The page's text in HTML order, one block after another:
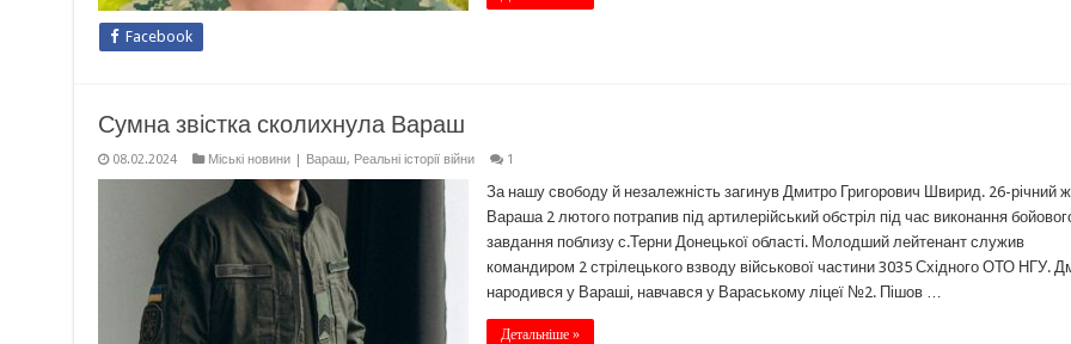
Facebook
Сумна звістка сколихнула Вараш
08.02.2024 Міські новини | Вараш, Реальні історії війни 1
За нашу свободу й незалежність загинув Дмитро Григорович Швирид. 26-річний
Вараша 2 лютого потрапив під артилерійський обстріл під час виконання
завдання поблизу с.Терни Донецької області. Молодший лейтенант служив
командиром 2 стрілецького взводу військової частини 3035 Східного ОТО НГУ.
народився у Вараші, навчався у Вараському ліцеї №2. Пішов …
Детальніше »